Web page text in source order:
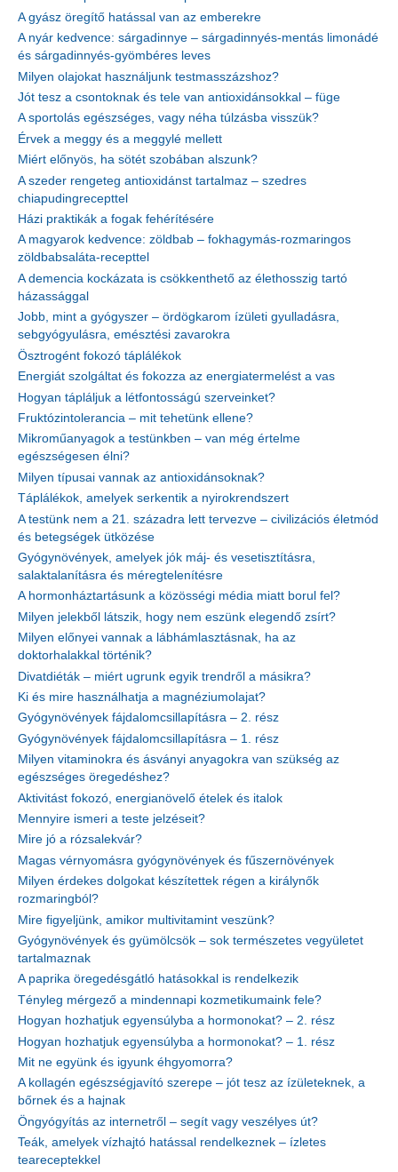
A gyász öregítő hatással van az emberekre
A nyár kedvence: sárgadinnye – sárgadinnyés-mentás limonádé
és sárgadinnyés-gyömbéres leves
Milyen olajokat használjunk testmasszázshoz?
Jót tesz a csontoknak és tele van antioxidánsokkal – füge
A sportolás egészséges, vagy néha túlzásba visszük?
Érvek a meggy és a meggylé mellett
Miért előnyös, ha sötét szobában alszunk?
A szeder rengeteg antioxidánst tartalmaz – szedres
chiapudingrecepttel
Házi praktikák a fogak fehérítésére
A magyarok kedvence: zöldbab – fokhagymás-rozmaringos
zöldbabsaláta-recepttel
A demencia kockázata is csökkenthető az élethosszig tartó
házassággal
Jobb, mint a gyógyszer – ördögkarom ízületi gyulladásra,
sebgyógyulásra, emésztési zavarokra
Ösztrogént fokozó táplálékok
Energiát szolgáltat és fokozza az energiatermelést a vas
Hogyan tápláljuk a létfontosságú szerveinket?
Fruktózintolerancia – mit tehetünk ellene?
Mikroműanyagok a testünkben – van még értelme
egészségesen élni?
Milyen típusai vannak az antioxidánsoknak?
Táplálékok, amelyek serkentik a nyirokrendszert
A testünk nem a 21. századra lett tervezve – civilizációs életmód
és betegségek ütközése
Gyógynövények, amelyek jók máj- és vesetisztításra,
salaktalanításra és méregtelenítésre
A hormonháztartásunk a közösségi média miatt borul fel?
Milyen jelekből látszik, hogy nem eszünk elegendő zsírt?
Milyen előnyei vannak a lábhámlasztásnak, ha az
doktorhalakkal történik?
Divatdiéták – miért ugrunk egyik trendről a másikra?
Ki és mire használhatja a magnéziumolajat?
Gyógynövények fájdalomcsillapításra – 2. rész
Gyógynövények fájdalomcsillapításra – 1. rész
Milyen vitaminokra és ásványi anyagokra van szükség az
egészséges öregedéshez?
Aktivitást fokozó, energianövelő ételek és italok
Mennyire ismeri a teste jelzéseit?
Mire jó a rózsalekvár?
Magas vérnyomásra gyógynövények és fűszernövények
Milyen érdekes dolgokat készítettek régen a királynők
rozmaringból?
Mire figyeljünk, amikor multivitamint veszünk?
Gyógynövények és gyümölcsök – sok természetes vegyületet
tartalmaznak
A paprika öregedésgátló hatásokkal is rendelkezik
Tényleg mérgező a mindennapi kozmetikumaink fele?
Hogyan hozhatjuk egyensúlyba a hormonokat? – 2. rész
Hogyan hozhatjuk egyensúlyba a hormonokat? – 1. rész
Mit ne együnk és igyunk éhgyomorra?
A kollagén egészségjavító szerepe – jót tesz az ízületeknek, a
bőrnek és a hajnak
Öngyógyítás az internetről – segít vagy veszélyes út?
Teák, amelyek vízhajtó hatással rendelkeznek – ízletes
teareceptekkel